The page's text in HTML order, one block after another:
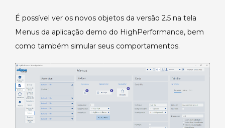
É possível ver os novos objetos da versão 2.5 na tela
Menus da aplicação demo do HighPerformance, bem
como também simular seus comportamentos.